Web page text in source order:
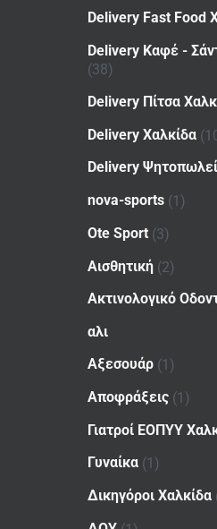
Delivery Fast Food
Delivery Καφέ -
(38)
Delivery Πίτσα
Delivery Χαλκίδα
Delivery
nova-sports (1)
Ote Sport (3)
Αισθητική (2)
Ακτινολογικό
αλι
Αξεσουάρ (1)
Αποφράξεις (1)
Γιατροί ΕΟΠΥΥ
Γυναίκα (1)
Δικηγόροι Χαλκίδα